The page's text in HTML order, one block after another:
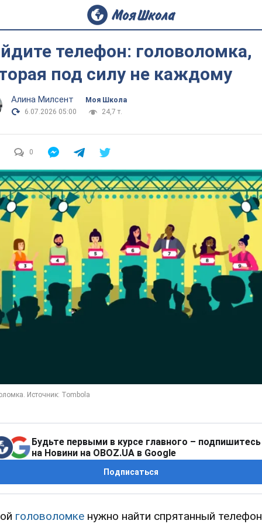
телефон: головоломка,
под силу не каждому
Алина Милсент
Моя Школа
6.07.2026 05:00
24,7 т.
0
Будьте первыми в курсе главного – подпишитесь
на Новини на OBOZ.UA в Google
Подписаться
головоломке нужно найти спрятанный телефон